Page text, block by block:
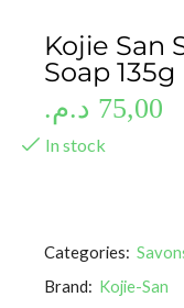
Kojie San
Soap 135g
75,00 د.م.
In stock
Categories:
Brand: Kojie-San